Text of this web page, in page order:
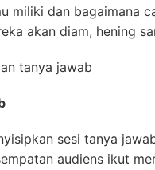
miliki dan bagaimana
akan diam, hening
tanya jawab
sesi tanya
audiens ikut